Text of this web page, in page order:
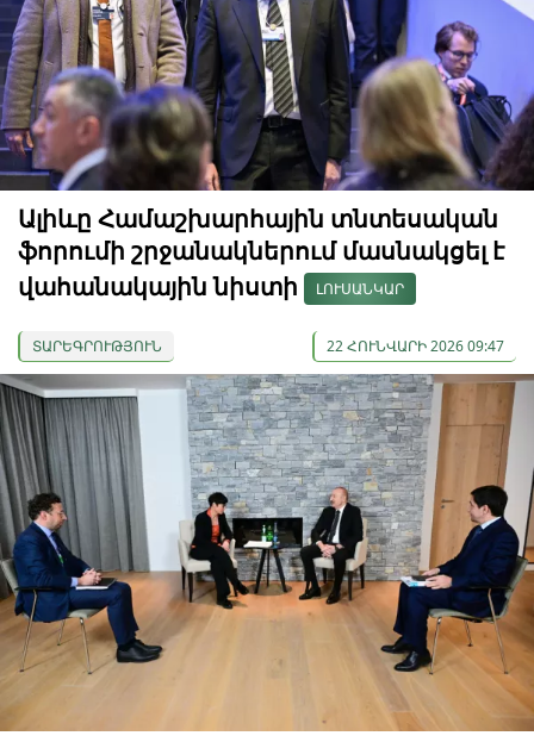
Ալիևը Համաշխարհային տնտեսական
ֆորումի շրջանակներում մասնակցել է
վահանակային նիստի
ԼՈՒՍԱՆԿԱՐ
ՏԱՐԵԳՐՈՒԹՅՈՒՆ 22 ՀՈՒՆՎԱՐԻ 2026 09:47